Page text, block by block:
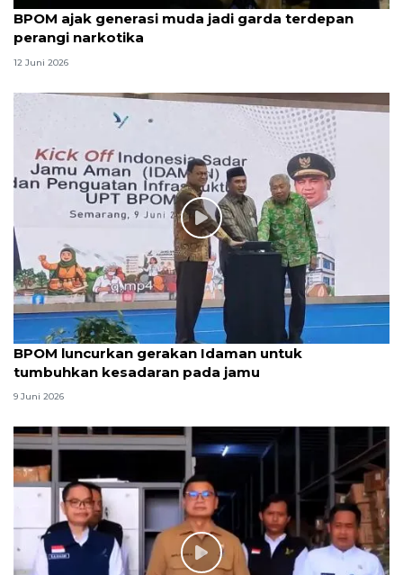
BPOM ajak generasi muda jadi garda terdepan
perangi narkotika
12 Juni 2026
‎BPOM luncurkan gerakan Idaman untuk
tumbuhkan kesadaran pada jamu
9 Juni 2026